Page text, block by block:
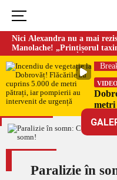
Nici Alexandra nu a mai
Manolache! „Prințișorul
doi ani de căsnicie
VIDEO
metri
Paralizie în